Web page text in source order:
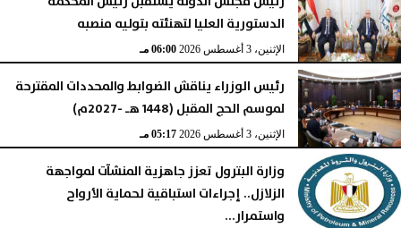
الدستورية العليا لتهنئته بتوليه منصبه
الإثنين، 3 أغسطس 2026 06:00 مـ
رئيس الوزراء يناقش الضوابط والمحددات المقترحة
لموسم الحج المقبل (1448 هـ -2027م)
الإثنين، 3 أغسطس 2026 05:17 مـ
وزارة البترول تعزز جاهزية المنشآت لمواجهة
الزلازل.. إجراءات استباقية لحماية الأرواح
واستمرار...